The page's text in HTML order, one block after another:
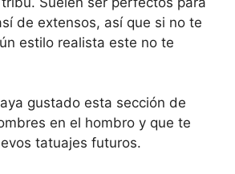
de extensos, así que si no te
estilo realista este no te
gustado esta sección de
en el hombro y que te
tatuajes futuros.